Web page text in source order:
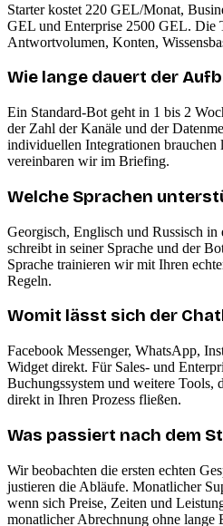
Starter kostet 220 GEL/Monat,
GEL und Enterprise 2500 GEL. Die
Antwortvolumen, Konten,
Wie lange dauert der
Ein Standard-Bot geht in 1 bis 2
der Zahl der Kanäle und der
individuellen Integrationen brauchen
vereinbaren wir im Briefing.
Welche Sprachen
Georgisch, Englisch und Russisch
schreibt in seiner Sprache und der
Sprache trainieren wir mit Ihren
Regeln.
Womit lässt sich der
Facebook Messenger, WhatsApp,
Widget direkt. Für Sales- und
Buchungssystem und weitere Tools,
direkt in Ihren Prozess fließen.
Was passiert nach dem
Wir beobachten die ersten echten
justieren die Abläufe. Monatlicher
wenn sich Preise, Zeiten und
monatlicher Abrechnung ohne lange